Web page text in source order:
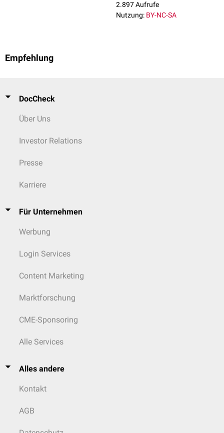
2.897 Aufrufe
Nutzung: BY-NC-SA
Empfehlung
DocCheck
Über Uns
Investor Relations
Presse
Karriere
Für Unternehmen
Werbung
Login Services
Content Marketing
Marktforschung
CME-Sponsoring
Alle Services
Alles andere
Kontakt
AGB